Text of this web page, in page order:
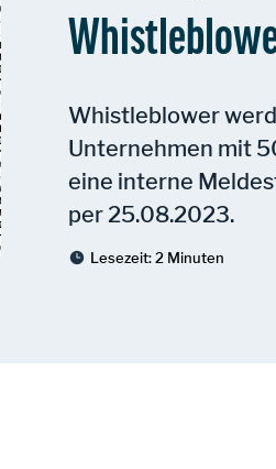
Whistleblower
Unternehmen mit
eine interne
per 25.08.2023.
Lesezeit:2 Minuten